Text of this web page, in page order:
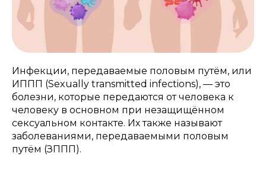
Инфекции, передаваемые половым путём, или
ИППП (Sexually transmitted infections), — это
болезни, которые передаются от человека к
человеку в основном при незащищённом
сексуальном контакте. Их также называют
заболеваниями, передаваемыми половым
путём (ЗППП).